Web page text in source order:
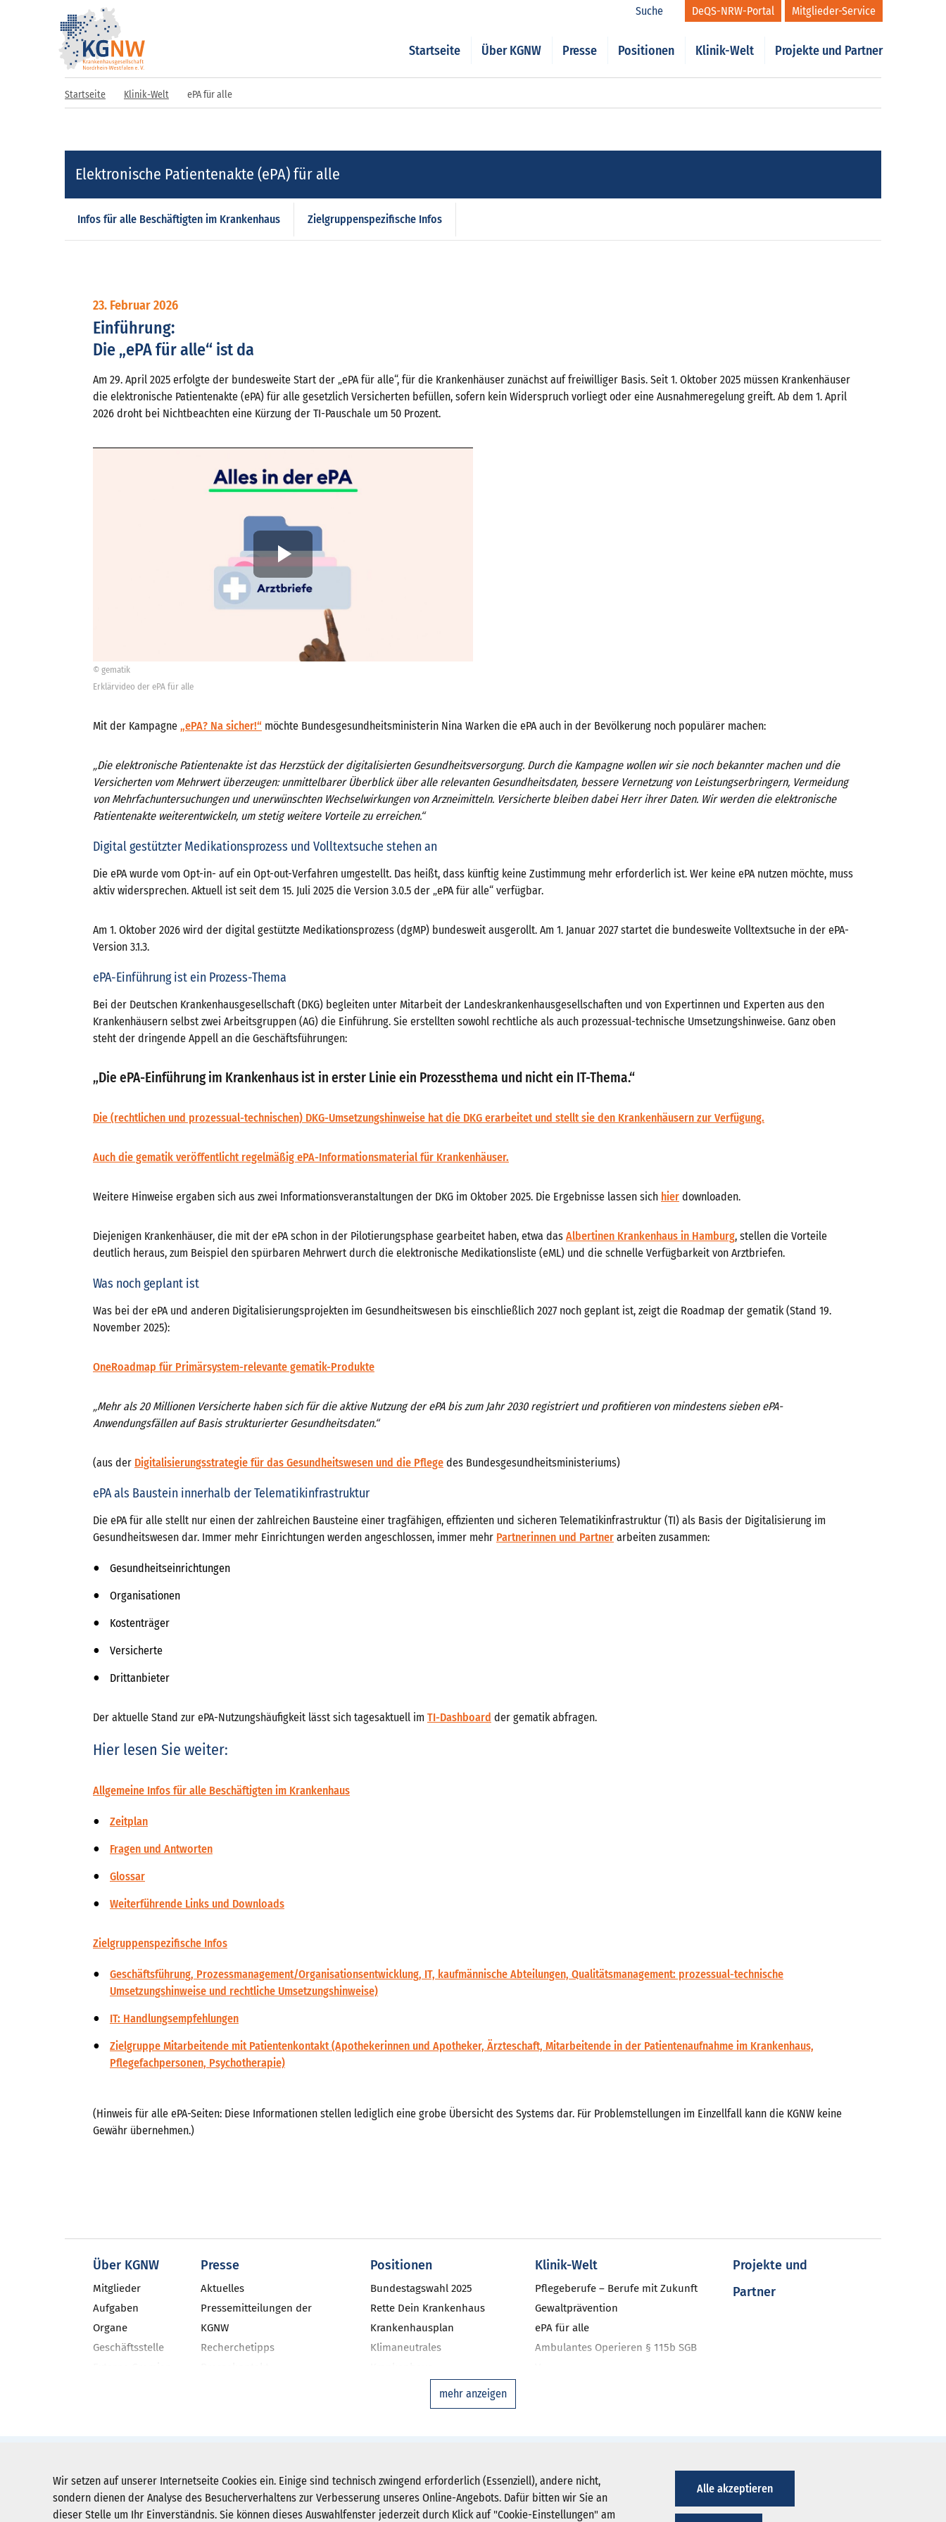
Wir setzen auf unserer Internetseite Cookies ein. Einige sind technisch zwingend erforderlich (Essenziell), andere nicht,
sondern dienen der Analyse des Besucherverhaltens zur Verbesserung unseres Online-Angebots. Dafür bitten wir Sie an
dieser Stelle um Ihr Einverständnis. Sie können dieses Auswahlfenster jederzeit durch Klick auf "Cookie-Einstellungen" am
Alle akzeptieren
Suche DeQS-NRW-Portal Mitglieder-Service
Startseite Über KGNW Presse Positionen Klinik-Welt Projekte und Partner
Startseite Klinik-Welt ePA für alle
Elektronische Patientenakte (ePA) für alle
Infos für alle Beschäftigten im Krankenhaus Zielgruppenspezifische Infos
23. Februar 2026
Einführung:
Die „ePA für alle“ ist da
Am 29. April 2025 erfolgte der bundesweite Start der „ePA für alle“, für die Krankenhäuser zunächst auf freiwilliger Basis. Seit 1. Oktober 2025 müssen Krankenhäuser
die elektronische Patientenakte (ePA) für alle gesetzlich Versicherten befüllen, sofern kein Widerspruch vorliegt oder eine Ausnahmeregelung greift. Ab dem 1. April
2026 droht bei Nichtbeachten eine Kürzung der TI-Pauschale um 50 Prozent.
Video
abspielen
© gematik
Erklärvideo der ePA für alle
Mit der Kampagne „ePA? Na sicher!“ möchte Bundesgesundheitsministerin Nina Warken die ePA auch in der Bevölkerung noch populärer machen:
„Die elektronische Patientenakte ist das Herzstück der digitalisierten Gesundheitsversorgung. Durch die Kampagne wollen wir sie noch bekannter machen und die
Versicherten vom Mehrwert überzeugen: unmittelbarer Überblick über alle relevanten Gesundheitsdaten, bessere Vernetzung von Leistungserbringern, Vermeidung
von Mehrfachuntersuchungen und unerwünschten Wechselwirkungen von Arzneimitteln. Versicherte bleiben dabei Herr ihrer Daten. Wir werden die elektronische
Patientenakte weiterentwickeln, um stetig weitere Vorteile zu erreichen.“
Digital gestützter Medikationsprozess und Volltextsuche stehen an
Die ePA wurde vom Opt-in- auf ein Opt-out-Verfahren umgestellt. Das heißt, dass künftig keine Zustimmung mehr erforderlich ist. Wer keine ePA nutzen möchte, muss
aktiv widersprechen. Aktuell ist seit dem 15. Juli 2025 die Version 3.0.5 der „ePA für alle“ verfügbar.
Am 1. Oktober 2026 wird der digital gestützte Medikationsprozess (dgMP) bundesweit ausgerollt. Am 1. Januar 2027 startet die bundesweite Volltextsuche in der ePA-
Version 3.1.3.
ePA-Einführung ist ein Prozess-Thema
Bei der Deutschen Krankenhausgesellschaft (DKG) begleiten unter Mitarbeit der Landeskrankenhausgesellschaften und von Expertinnen und Experten aus den
Krankenhäusern selbst zwei Arbeitsgruppen (AG) die Einführung. Sie erstellten sowohl rechtliche als auch prozessual-technische Umsetzungshinweise. Ganz oben
steht der dringende Appell an die Geschäftsführungen:
„Die ePA-Einführung im Krankenhaus ist in erster Linie ein Prozessthema und nicht ein IT-Thema.“
Die (rechtlichen und prozessual-technischen) DKG-Umsetzungshinweise hat die DKG erarbeitet und stellt sie den Krankenhäusern zur Verfügung.
Auch die gematik veröffentlicht regelmäßig ePA-Informationsmaterial für Krankenhäuser.
Weitere Hinweise ergaben sich aus zwei Informationsveranstaltungen der DKG im Oktober 2025. Die Ergebnisse lassen sich hier downloaden.
Diejenigen Krankenhäuser, die mit der ePA schon in der Pilotierungsphase gearbeitet haben, etwa das Albertinen Krankenhaus in Hamburg, stellen die Vorteile
deutlich heraus, zum Beispiel den spürbaren Mehrwert durch die elektronische Medikationsliste (eML) und die schnelle Verfügbarkeit von Arztbriefen.
Was noch geplant ist
Was bei der ePA und anderen Digitalisierungsprojekten im Gesundheitswesen bis einschließlich 2027 noch geplant ist, zeigt die Roadmap der gematik (Stand 19.
November 2025):
OneRoadmap für Primärsystem-relevante gematik-Produkte
„Mehr als 20 Millionen Versicherte haben sich für die aktive Nutzung der ePA bis zum Jahr 2030 registriert und profitieren von mindestens sieben ePA-
Anwendungsfällen auf Basis strukturierter Gesundheitsdaten.“
(aus der Digitalisierungsstrategie für das Gesundheitswesen und die Pflege des Bundesgesundheitsministeriums)
ePA als Baustein innerhalb der Telematikinfrastruktur
Die ePA für alle stellt nur einen der zahlreichen Bausteine einer tragfähigen, effizienten und sicheren Telematikinfrastruktur (TI) als Basis der Digitalisierung im
Gesundheitswesen dar. Immer mehr Einrichtungen werden angeschlossen, immer mehr Partnerinnen und Partner arbeiten zusammen:
Gesundheitseinrichtungen
Organisationen
Kostenträger
Versicherte
Drittanbieter
Der aktuelle Stand zur ePA-Nutzungshäufigkeit lässt sich tagesaktuell im TI-Dashboard der gematik abfragen.
Hier lesen Sie weiter:
Allgemeine Infos für alle Beschäftigten im Krankenhaus
Zeitplan
Fragen und Antworten
Glossar
Weiterführende Links und Downloads
Zielgruppenspezifische Infos
Geschäftsführung, Prozessmanagement/Organisationsentwicklung, IT, kaufmännische Abteilungen, Qualitätsmanagement: prozessual-technische
Umsetzungshinweise und rechtliche Umsetzungshinweise)
IT: Handlungsempfehlungen
Zielgruppe Mitarbeitende mit Patientenkontakt (Apothekerinnen und Apotheker, Ärzteschaft, Mitarbeitende in der Patientenaufnahme im Krankenhaus,
Pflegefachpersonen, Psychotherapie)
(Hinweis für alle ePA-Seiten: Diese Informationen stellen lediglich eine grobe Übersicht des Systems dar. Für Problemstellungen im Einzellfall kann die KGNW keine
Gewähr übernehmen.)
Über KGNW
Mitglieder
Aufgaben
Organe
Geschäftsstelle
Presse
Aktuelles
Pressemitteilungen der
KGNW
Recherchetipps
Positionen
Bundestagswahl 2025
Rette Dein Krankenhaus
Krankenhausplan
Klimaneutrales
Investitionsbarometer NRW
Landtagswahl 2022
Klinik-Welt
Pflegeberufe – Berufe mit Zukunft
Gewaltprävention
ePA für alle
Ambulantes Operieren § 115b SGB
Krankenhausstatistiken
Deutsches Krankenhausverzeichnis
Projekte und
Partner
mehr anzeigen
Newsletter abonnieren
Registrieren
KGNW - Krankenhausgesellschaft Nordrhein-Westfalen e. V.
Humboldtstraße 31,40237 Düsseldorf